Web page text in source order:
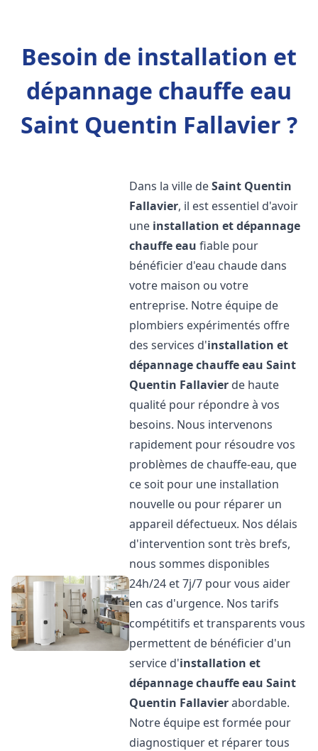
Besoin de installation et
dépannage chauffe eau
Saint Quentin Fallavier ?
Dans la ville deSaint Quentin
Fallavier, il est essentiel d'avoir
une installation et dépannage
chauffe eau fiable pour
bénéficier d'eau chaude dans
votre maison ou votre
entreprise. Notre équipe de
plombiers expérimentés offre
des services d'installation et
dépannage chauffe eau Saint
Quentin Fallavier de haute
qualité pour répondre à vos
besoins. Nous intervenons
rapidement pour résoudre vos
problèmes de chauffe-eau, que
ce soit pour une installation
nouvelle ou pour réparer un
appareil défectueux. Nos délais
d'intervention sont très brefs,
nous sommes disponibles
24h/24 et 7j/7 pour vous aider
en cas d'urgence. Nos tarifs
compétitifs et transparents vous
permettent de bénéficier d'un
service d'installation et
dépannage chauffe eau Saint
Quentin Fallavierabordable.
Notre équipe est formée pour
diagnostiquer et réparer tous